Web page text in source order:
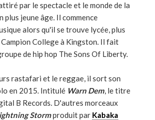
par le spectacle et le monde de la
plus jeune âge. Il commence
alors qu'il se trouve lycée, plus
College à Kingston. Il fait
de hip hop The Sons Of Liberty.
rastafari et le reggae, il sort son
en 2015. Intitulé Warn Dem, le titre
B Records. D'autres morceaux
Stormproduit par Kabaka